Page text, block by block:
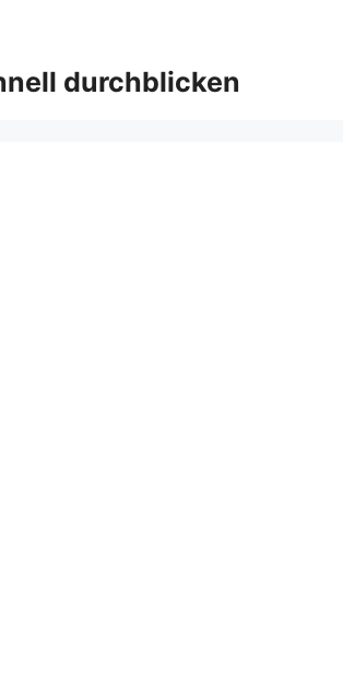
durchblicken